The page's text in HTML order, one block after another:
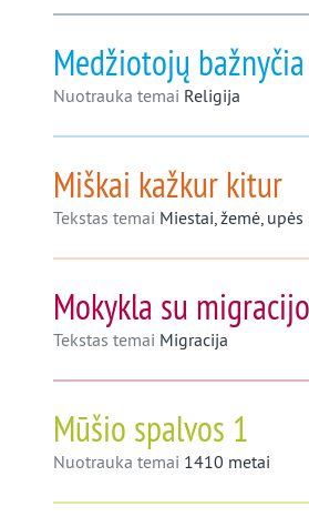
Medžiotojų bažnyčia
Nuotrauka temai Religija
Miškai kažkur kitur
Tekstas temai Miestai, žemė, upės
Mokykla su
Tekstas temai Migracija
Mūšio spalvos 1
Nuotrauka temai 1410 metai